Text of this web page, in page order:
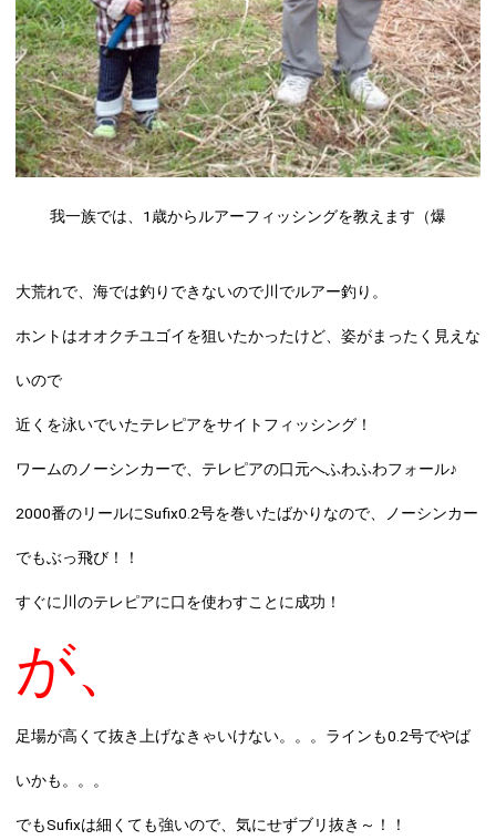
我一族では、1歳からルアーフィッシングを教えます（爆
大荒れで、海では釣りできないので川でルアー釣り。
ホントはオオクチユゴイを狙いたかったけど、姿がまったく見えな
いので
近くを泳いでいたテレピアをサイトフィッシング！
ワームのノーシンカーで、テレピアの口元へふわふわフォール♪
2000番のリールにSufix0.2号を巻いたばかりなので、ノーシンカー
でもぶっ飛び！！
すぐに川のテレピアに口を使わすことに成功！
が、
足場が高くて抜き上げなきゃいけない。。。ラインも0.2号でやば
いかも。。。
でもSufixは細くても強いので、気にせずブリ抜き～！！